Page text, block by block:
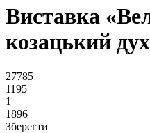
Виставка
козацький
27785
1195
1
1896
Зберегти